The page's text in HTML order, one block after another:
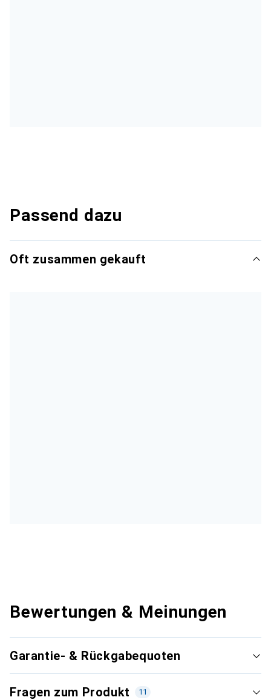
Passend dazu
Oft zusammen gekauft
Bewertungen & Meinungen
Garantie- & Rückgabequoten
Fragen zum Produkt 11